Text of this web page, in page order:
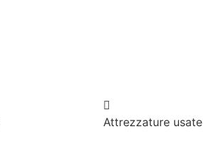
Attrezzature usate